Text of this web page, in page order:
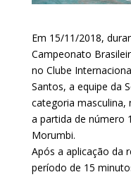
Em 15/11/2018,
Campeonato
no Clube
Santos, a equipe da
categoria masculina,
a partida de número
Morumbi.
Após a aplicação da
período de 15